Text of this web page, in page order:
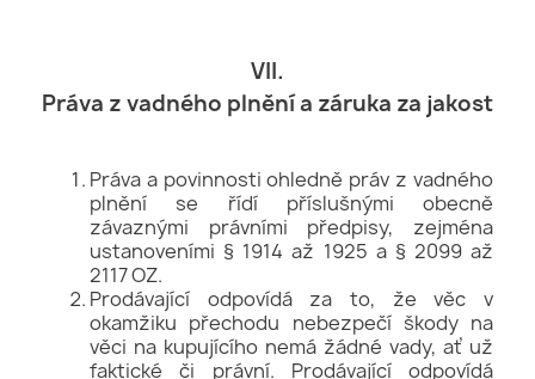
VII.
Práva z vadného plnění a záruka za jakost
Práva a povinnosti ohledně práv z vadného
plnění se řídí příslušnými obecně
závaznými právními předpisy, zejména
ustanoveními § 1914 až 1925 a § 2099 až
2117 OZ.
Prodávající odpovídá za to, že věc v
okamžiku přechodu nebezpečí škody na
věci na kupujícího nemá žádné vady, ať už
faktické či právní. Prodávající odpovídá